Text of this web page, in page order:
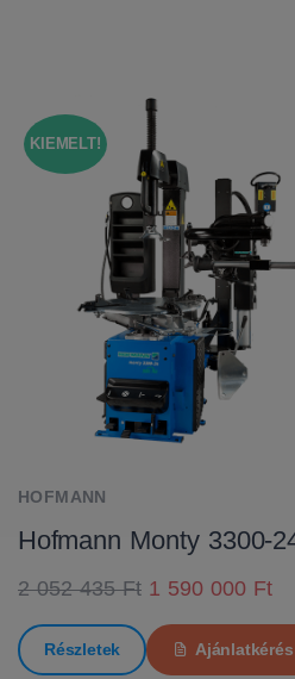
KIEMELT!
HOFMANN
Hofmann Monty 3300-
2 052 435 Ft 1 590 000 Ft
Részletek Ajánlatkérés